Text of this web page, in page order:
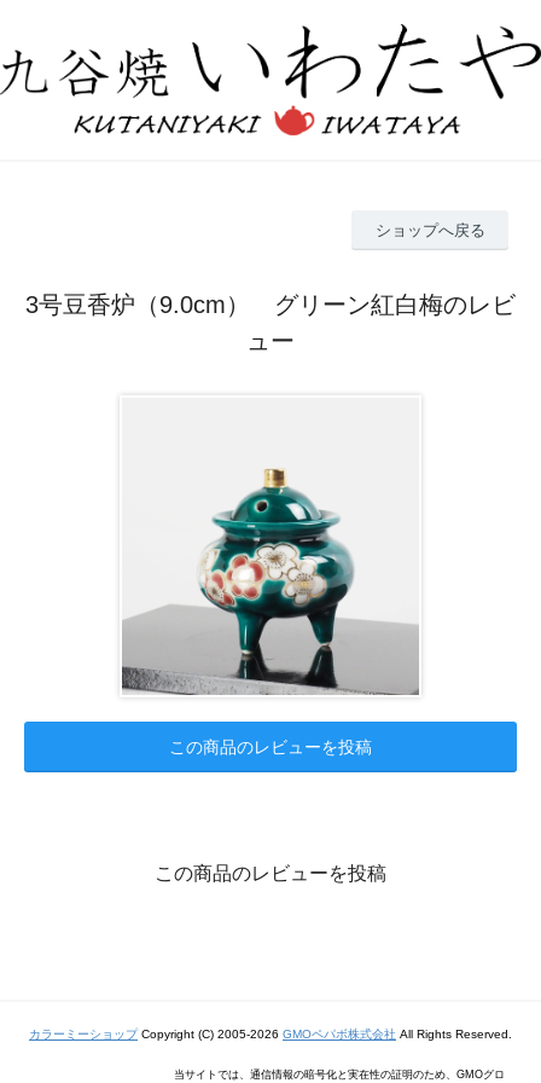
ショップへ戻る
3号豆香炉（9.0cm） グリーン紅白梅のレビ
ュー
この商品のレビューを投稿
この商品のレビューを投稿
カラーミーショップCopyright (C) 2005-2026 GMOペパボ株式会社 All Rights Reserved.
当サイトでは、通信情報の暗号化と実在性の証明のため、GMOグロ